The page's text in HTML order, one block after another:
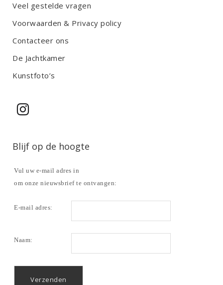
Veel gestelde vragen
Voorwaarden & Privacy policy
Contacteer ons
De Jachtkamer
Kunstfoto’s
Blijf op de hoogte
Vul uw e-mail adres in
om onze nieuwsbrief te ontvangen:
E-mail adres:
Naam: